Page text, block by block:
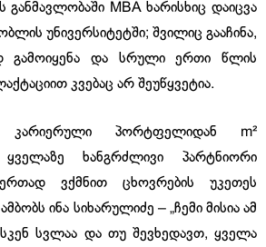
განმავლობაში MBA ხარისხიც დაიცვა
უნივერსიტეტში; შვილიც გააჩინა,
გამოიყენა და სრული ერთი წლის
კვებაც არ შეუწყვეტია.
კარიერული პორტფელიდან m²
ხანგრძლივი პარტნიორი
ვქმნით ცხოვრების უკეთეს
ინა სიხარულიძე – „ჩემი მისია ამ
სვლაა და თუ შევხედავთ, ყველა